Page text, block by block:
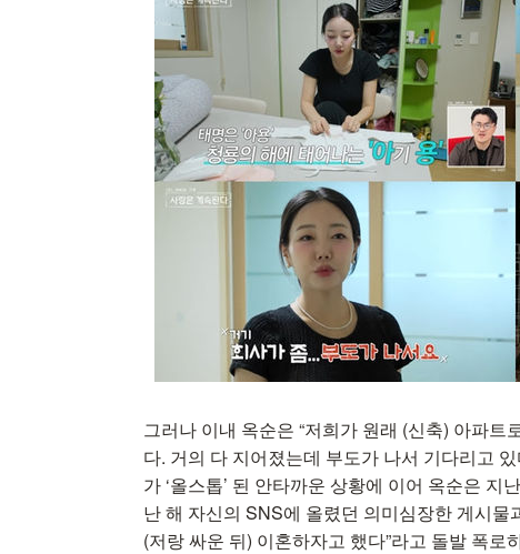
그러나 이내 옥순은 “저희가 원래 (신축) 아파
다. 거의 다 지어졌는데 부도가 나서 기다리고
가 ‘올스톱’ 된 안타까운 상황에 이어 옥순은 지
난 해 자신의 SNS에 올렸던 의미심장한 게시
(저랑 싸운 뒤) 이혼하자고 했다”라고 돌발 폭로